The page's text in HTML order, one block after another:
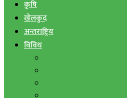
कृषि
खेलकुद
अन्तराष्ट्रिय
विविध